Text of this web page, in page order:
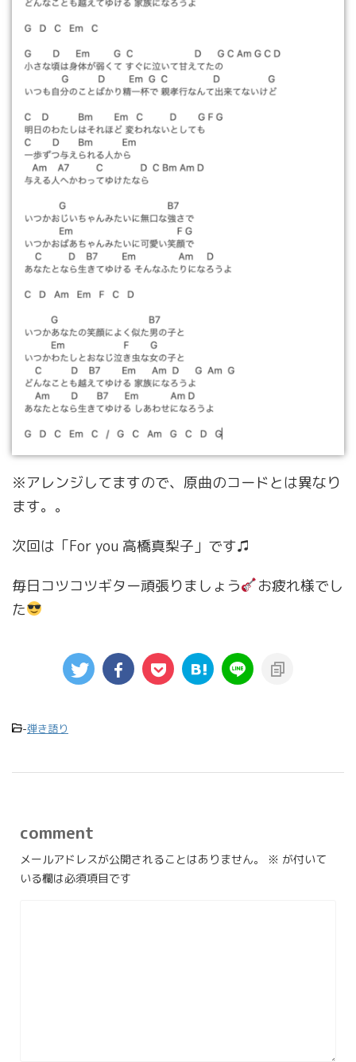
※アレンジしてますので、原曲のコードとは異なり
ます。。
次回は「For you 高橋真梨子」です♫
毎日コツコツギター頑張りましょう
お疲れ様でし
た
-弾き語り
comment
メールアドレスが公開されることはありません。 ※ が付いて
いる欄は必須項目です